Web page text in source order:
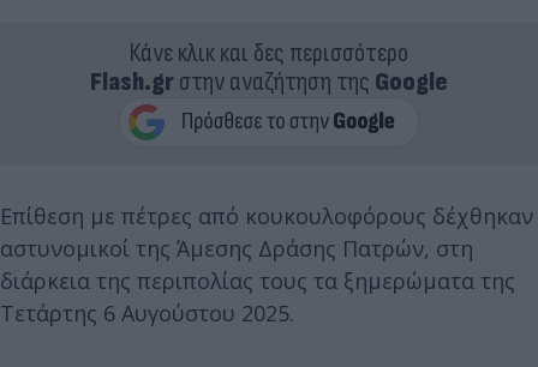
Κάνε κλικ και δες περισσότερο
Flash.grστην αναζήτηση της Google
Επίθεση με πέτρες από κουκουλοφόρους δέχθηκαν
αστυνομικοί της Άμεσης Δράσης Πατρών, στη
διάρκεια της περιπολίας τους τα ξημερώματα της
Τετάρτης 6 Αυγούστου 2025.